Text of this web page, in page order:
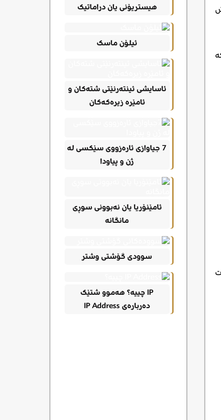
هیستریۆنی یان دراماتیک
ئیلۆن ماسک
ئاسایشی ئینتەرنێتی شتەکان و
ئامێرە زیرەکەکان
7 جیاوازی ئارەزووی سێکسی لە
ژن و پیاودا
ئامێنۆریا یان نەبوونی سوڕی
مانگانە
سوودی گۆشتی وشتر
IP چییە؟ هەموو شتێک
دەربارەی IP Address